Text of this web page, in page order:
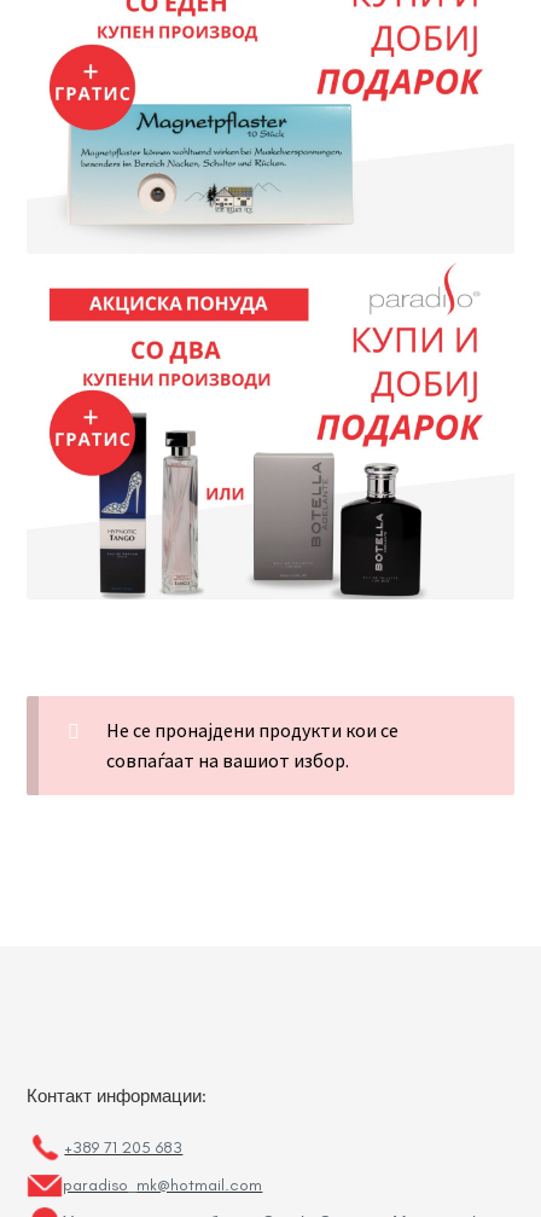
Не се пронајдени продукти кои се
совпаѓаат на вашиот избор.
Контакт информации:
+389 71 205 683
paradiso_mk@hotmail.com